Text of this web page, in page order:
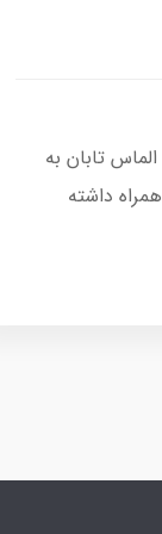
تابان به
داشته